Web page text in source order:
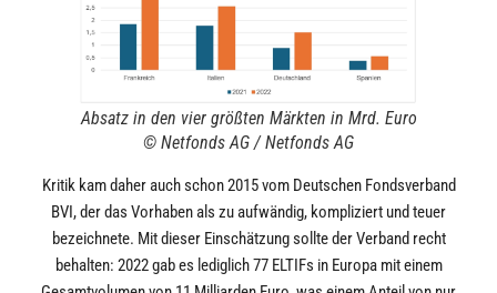
Absatz in den vier größten Märkten in Mrd. Euro
© Netfonds AG / Netfonds AG
Kritik kam daher auch schon 2015 vom Deutschen Fondsverband
BVI, der das Vorhaben als zu aufwändig, kompliziert und teuer
bezeichnete. Mit dieser Einschätzung sollte der Verband recht
behalten: 2022 gab es lediglich 77 ELTIFs in Europa mit einem